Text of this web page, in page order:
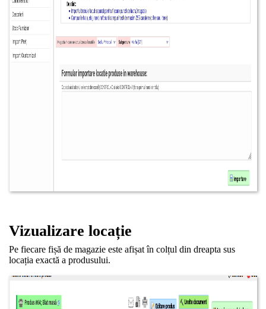
Vizualizare locație
Pe fiecare fișă de magazie este afișat în colțul din dreapta sus
locația exactă a produsului.